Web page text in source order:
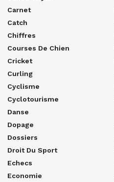
Carnet
Catch
Chiffres
Courses De Chien
Cricket
Curling
Cyclisme
Cyclotourisme
Danse
Dopage
Dossiers
Droit Du Sport
Echecs
Economie